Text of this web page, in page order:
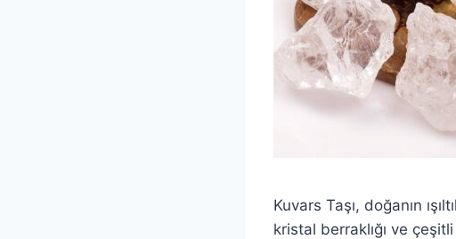
Kuvars Taşı, doğanın
kristal berraklığı ve